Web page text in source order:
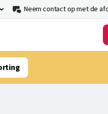
Neem contact op met de